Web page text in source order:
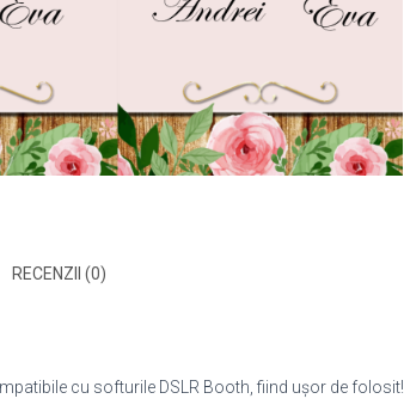
RECENZII (0)
cu softurile DSLR Booth, fiind ușor de folosit!